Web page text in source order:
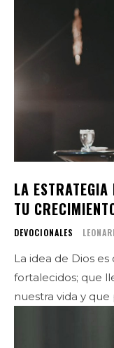
LA
TU
DEVOCIONALES
La idea de Dios
fortalecidos; que
nuestra vida y